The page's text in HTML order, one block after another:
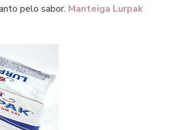
pelo sabor. Manteiga Lurpak